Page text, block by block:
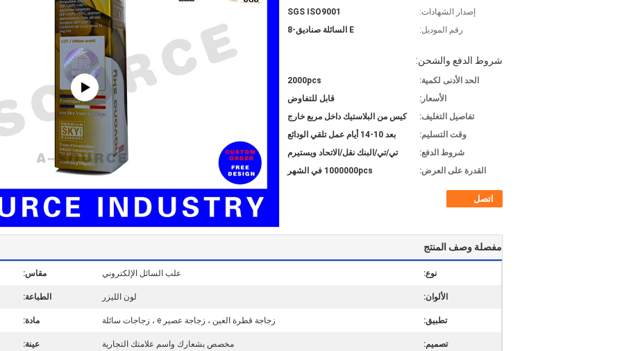
إصدار الشهادات:
SGS ISO9001
رقم الموديل:
E السائلة صناديق-8
شروط الدفع والشحن:
الحد الأدنى لكمية:
2000pcs
الأسعار:
قابل للتفاوض
تفاصيل التغليف:
كيس من البلاستيك داخل مربع خارج
وقت التسليم:
بعد 10-14 أيام عمل تلقي الودائع
شروط الدفع:
تي/تي/البنك نقل/الاتحاد ويستيرم
القدرة على العرض:
1000000pcs في الشهر
اتصل
مفصلة وصف المنتج
نوع: علب السائل الإلكتروني مقاس:
الألوان: لون الليزر الطباعة:
تطبيق: زجاجة قطرة العين ، زجاجة عصير e ، زجاجات سائلة مادة:
تصميم: مخصص بشعارك واسم علامتك التجارية عينة: